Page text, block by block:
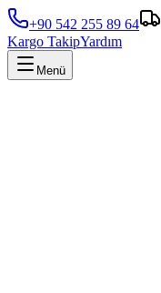
+90 542 255 89 64
Kargo TakipYardım
Menü